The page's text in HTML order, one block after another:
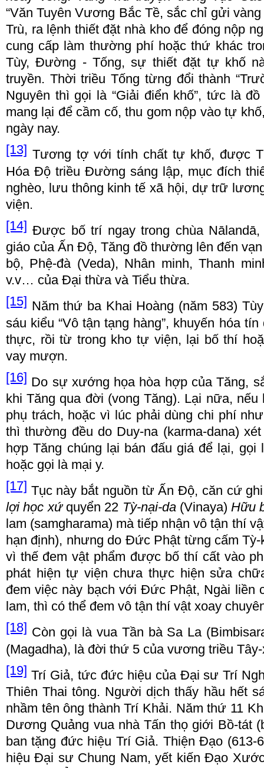
“Văn Tuyên Vương Bắc Tề, sắc chỉ gửi vàng
Trù, ra l ệnh thiết đặt nhàkho để đóng nộp
cung cấp l àm thường phí hoặc thứ khác
Tùy,Đường - Tống, sự thiết đặt tự khốn
truyền. Thời triều Tống từng đổi thành“Tr
Nguyên thì gọi l à “Giải điển khố”, tức l à đồ
mang l ại đểcầm cố, thu gom nộp vào tự khố
ngày nay.
[13] Tương tợ với tính chất tự khố, được
Hóa Độ triều Đường sáng lập, mục đích thi
nghèo, lưu thông kinh tế xã hội, dự trữ lươ
viện.
[14] Được bốtrí ngay trong chùa Nālandā,
giáo của Ấn Độ, Tăng đồ thường lên đến vạ
bộ, Phệ-đà(Veda), Nhân minh, Thanh
v.v… của Đại thừa vàTiểu thừa.
[15] Năm thứ ba Khai Hoàng (năm 583) Tù
sáu kiểu“Vô tận tạng hàng”, khuyến hóa tín
thực, rồi từ trong kho tự viện, lại bốthí hoặ
vay mượn.
[16] Do sự xướng họa hòa hợp của Tăng, s
khi Tăng qua đời (vong Tăng). Lại nữa, nếu
phụ trách, hoặc vì lúc phải dùng chi phínhư
thì thường đều do Duy-na (karma-dana) xét
hợp Tăng chúng lại bán đấu giá để lại, gọi l
hoặc gọi là mại y.
[17] Tục này bắt nguồn từ ẤnĐộ, căn cứ
lợi học xứquyển 22 Tỳ-nại-da(Vinaya)Hữu
lam (samgharama) màtiếp nhận vô tận thívậ
hạn định), nhưng do Đức Phật từng cấm Tỳ-
vì thế đem vật phẩm được bố thí cất vào ph
phát hiện tự viện chưa thực hiện sửa chữ
đem việc này bạch vớiĐức Phật, Ngài liền
lam, thì có thể đem vô tận thí vật xoay chuyê
[18] Còn gọi l àvua Tần bàSa La
(Magadha), là đời thứ 5 của vương triều Tây-
[19] TríGiả, tức đức hiệu của Đại sư Trí
Thiên Thai tông. Người dịch thấy hầu hết s
nhầm tên ông thành Trí Khải. Năm thứ 11
Dương Quảng vua nhàTấn thọgiới Bồ-tát
ban tặng đức hiệu Trí Giả. ThiệnĐạo (613-
hiệuĐại sư Chung Nam, yết kiếnĐạo Xướ